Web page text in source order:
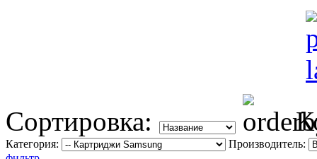
Сортировка:
Категория:
Производитель: